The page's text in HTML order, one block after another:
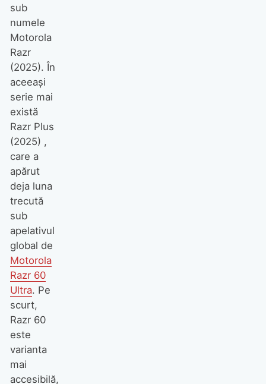
sub
numele
Motorola
Razr
(2025). În
aceeași
serie mai
există
Razr Plus
(2025) ,
care a
apărut
deja luna
trecută
sub
apelativul
global de
Motorola
Razr 60
Ultra. Pe
scurt,
Razr 60
este
varianta
mai
accesibilă,